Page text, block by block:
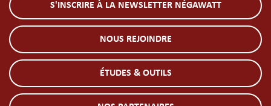
S'INSCRIRE À LA NEWSLETTER NÉGAWATT
NOUS REJOINDRE
ÉTUDES & OUTILS